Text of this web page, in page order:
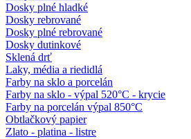
Dosky plné hladké
Dosky rebrované
Dosky plné rebrované
Dosky dutinkové
Sklená drť
Laky, média a riedidlá
Farby na sklo a porcelán
Farby na sklo - výpal 520°C - krycie
Farby na porcelán výpal 850°C
Obtlačkový papier
Zlato - platina - listre